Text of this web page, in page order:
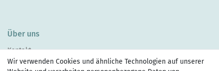
Über uns
Kontakt
Wir verwenden Cookies und ähnliche Technologien auf unserer